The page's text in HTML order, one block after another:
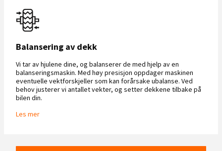
Balansering av dekk
Vi tar av hjulene dine, og balanserer de med hjelp av en
balanseringsmaskin. Med høy presisjon oppdager maskinen
eventuelle vektforskjeller som kan forårsake ubalanse. Ved
behov justerer vi antallet vekter, og setter dekkene tilbake på
bilen din.
Les mer